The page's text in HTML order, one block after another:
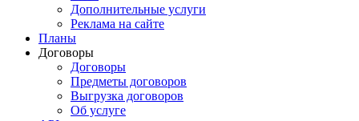
Дополнительные услуги
Реклама на сайте
Планы
Договоры
Договоры
Предметы договоров
Выгрузка договоров
Об услуге